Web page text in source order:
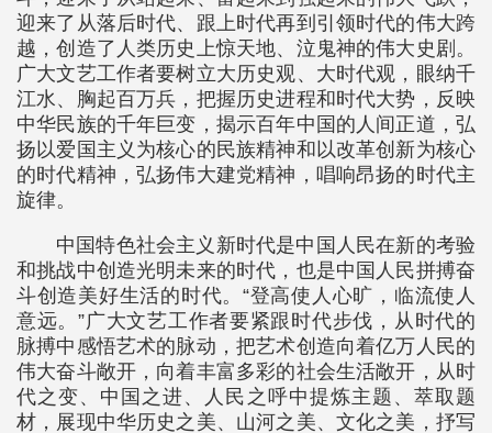
迎来了从落后时代、跟上时代再到引领时代的伟大跨
越，创造了人类历史上惊天地、泣鬼神的伟大史剧。
广大文艺工作者要树立大历史观、大时代观，眼纳千
江水、胸起百万兵，把握历史进程和时代大势，反映
中华民族的千年巨变，揭示百年中国的人间正道，弘
扬以爱国主义为核心的民族精神和以改革创新为核心
的时代精神，弘扬伟大建党精神，唱响昂扬的时代主
旋律。
中国特色社会主义新时代是中国人民在新的考验
和挑战中创造光明未来的时代，也是中国人民拼搏奋
斗创造美好生活的时代。“登高使人心旷，临流使人
意远。”广大文艺工作者要紧跟时代步伐，从时代的
脉搏中感悟艺术的脉动，把艺术创造向着亿万人民的
伟大奋斗敞开，向着丰富多彩的社会生活敞开，从时
代之变、中国之进、人民之呼中提炼主题、萃取题
材，展现中华历史之美、山河之美、文化之美，抒写